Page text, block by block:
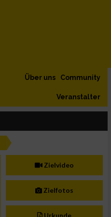
Community
Über uns
Veranstalter
Zielvideo
Zielfotos
Urkunde